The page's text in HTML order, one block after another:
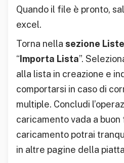
Quando il file è pronto,
excel.
Torna nella sezione Liste
“ Importa Lista”.
alla lista in creazione e
comportarsi in caso di
multiple. Concludi
caricamento vada a
caricamento potrai
in altre pagine della